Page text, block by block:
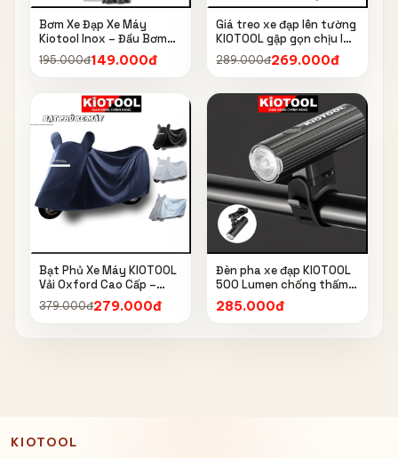
Bơm Xe Đạp Xe Máy
Kiotool Inox – Đầu Bơm
Thông Minh, Kèm Bơm
Bóng, Đồng Hồ 160 PSI
195.000đ149.000đ
Giá treo xe đạp lên tường
KIOTOOL gập gọn chịu lực
cao kèm móc treo mũ bảo
hiểm
289.000đ269.000đ
Bạt Phủ Xe Máy KIOTOOL
Vải Oxford Cao Cấp –
Chống Nắng, Chống Mưa,
Chống Bụi, Chống Tia UV,
379.000đ279.000đ
Đèn pha xe đạp KIOTOOL
500 Lumen chống thấm
nước IPX6 6603
285.000đ
KIOTOOL